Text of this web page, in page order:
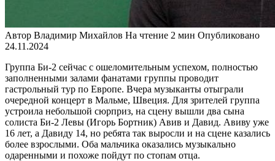
Автор Владимир Михайлов На чтение 2 мин Опубликовано
24.11.2024
Группа Би-2 сейчас с ошеломительным успехом, полностью
заполненными залами фанатами группы проводит
гастрольный тур по Европе. Вчера музыканты отыграли
очередной концерт в Мальме, Швеция. Для зрителей группа
устроила небольшой сюрприз, на сцену вышли два сына
солиста Би-2 Левы (Игорь Бортник) Авив и Давид. Авиву уже
16 лет, а Давиду 14, но ребята так выросли и на сцене казались
более взрослыми. Оба мальчика оказались музыкально
одаренными и похоже пойдут по стопам отца.